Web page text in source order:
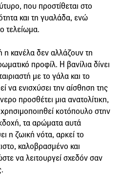
που προστίθεται στο
και τη γυαλάδα, ενώ
τελείωμα.
η κανέλα δεν αλλάζουν τη
προφίλ. Η βανίλια δίνει
με το γάλα και το
να ενισχύσει την αίσθηση της
προσθέτει μια ανατολίτικη,
κοτόπουλο στην
τα αρώματα αυτά
η ζωική νότα, αρκεί το
καλοβρασμένο και
να λειτουργεί σχεδόν σαν